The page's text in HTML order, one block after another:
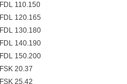
FDL 110.150
FDL 120.165
FDL 130.180
FDL 140.190
FDL 150.200
FSK 20.37
FSK 25.42